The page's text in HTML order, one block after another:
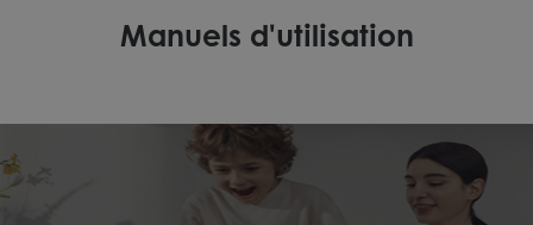
Manuels d'utilisation